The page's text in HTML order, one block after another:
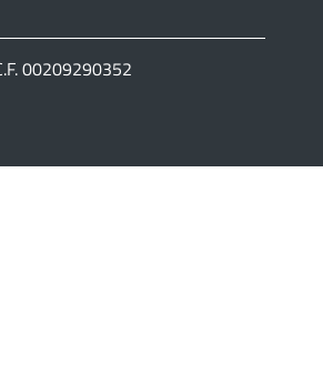
00209290352